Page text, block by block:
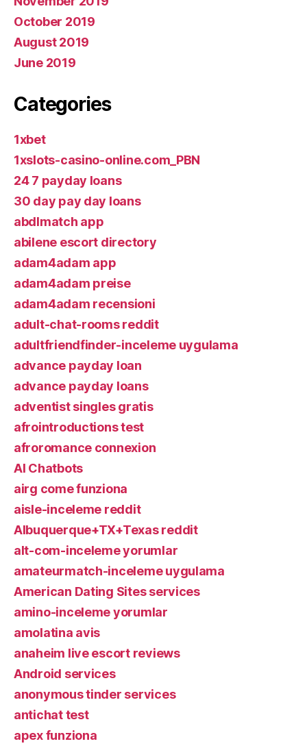
October 2019
August 2019
June 2019
Categories
1xbet
1xslots-casino-online.com_PBN
24 7 payday loans
30 day pay day loans
abdlmatch app
abilene escort directory
adam4adam app
adam4adam preise
adam4adam recensioni
adult-chat-rooms reddit
adultfriendfinder-inceleme uygulama
advance payday loan
advance payday loans
adventist singles gratis
afrointroductions test
afroromance connexion
AI Chatbots
airg come funziona
aisle-inceleme reddit
Albuquerque+TX+Texas reddit
alt-com-inceleme yorumlar
amateurmatch-inceleme uygulama
American Dating Sites services
amino-inceleme yorumlar
amolatina avis
anaheim live escort reviews
Android services
anonymous tinder services
antichat test
apex funziona